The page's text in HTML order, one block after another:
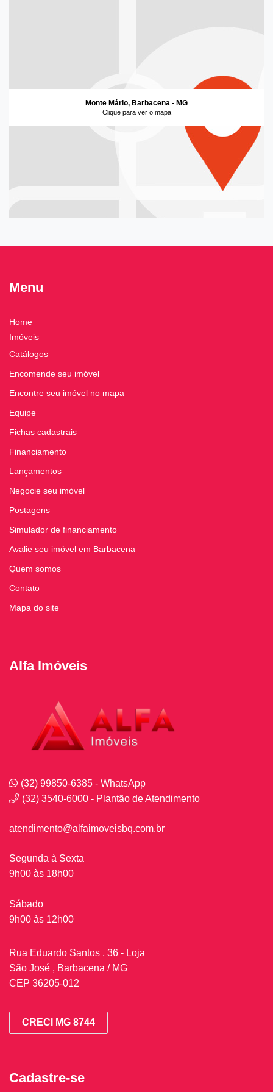
Monte Mário, Barbacena - MG
Clique para ver o mapa
Menu
Home
Imóveis
Catálogos
Encomende seu imóvel
Encontre seu imóvel no mapa
Equipe
Fichas cadastrais
Financiamento
Lançamentos
Negocie seu imóvel
Postagens
Simulador de financiamento
Avalie seu imóvel em Barbacena
Quem somos
Contato
Mapa do site
Alfa Imóveis
(32) 99850-6385 - WhatsApp
(32) 3540-6000 - Plantão de Atendimento
atendimento@alfaimoveisbq.com.br
Segunda à Sexta
9h00 às 18h00
Sábado
9h00 às 12h00
Rua Eduardo Santos , 36 - Loja
São José , Barbacena / MG
CEP 36205-012
CRECI MG 8744
Cadastre-se